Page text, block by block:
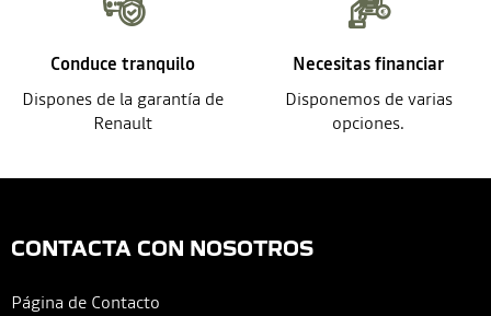
Conduce tranquilo
Dispones de la garantía de
Renault
Necesitas financiar
Disponemos de varias
opciones.
CONTACTA CON NOSOTROS
Página de Contacto